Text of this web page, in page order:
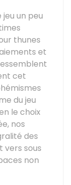
un peu
thunes
et
cet
du jeu
le choix
nos
des
vers sous
non